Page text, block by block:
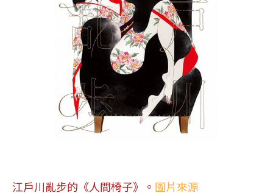
江戶川亂步的《人間椅子》。 圖片來源